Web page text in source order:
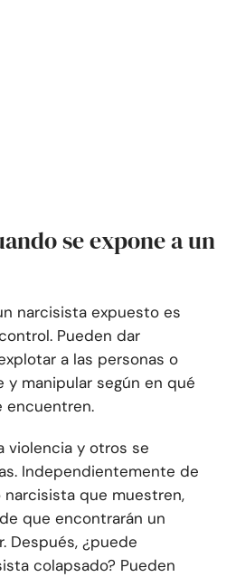
se expone a un
narcisista expuesto es
Pueden dar
a las personas o
manipular según en qué
encuentren.
violencia y otros se
Independientemente de
que muestren,
que encontrarán un
Después, ¿puede
colapsado? Pueden